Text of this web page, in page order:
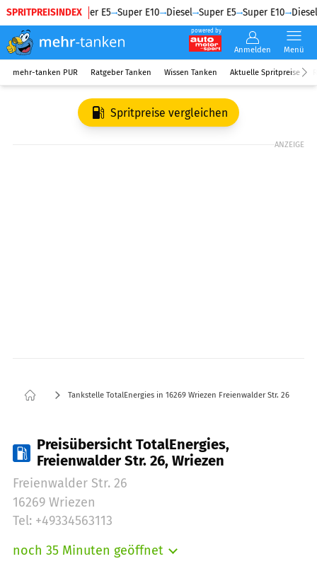
SPRITPREISINDEX
Diesel Super E5 Super E10 Diesel Super E5 Super E10 Diesel
powered by
Anmelden Menü
mehr-tanken PUR Ratgeber Tanken Wissen Tanken Aktuelle Spritpreise
Spritpreise vergleichen
ANZEIGE
Tankstelle TotalEnergies in 16269 Wriezen Freienwalder Str. 26
Preisübersicht TotalEnergies,
Freienwalder Str. 26, Wriezen
Freienwalder Str. 26
16269 Wriezen
Tel: +49334563113
noch 35 Minuten geöffnet